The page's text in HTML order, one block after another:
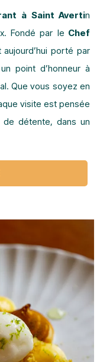
à Saint Avertin
Fondé par le Chef
porté par
point d’honneur à
Que vous soyez en
visite est pensée
détente, dans un